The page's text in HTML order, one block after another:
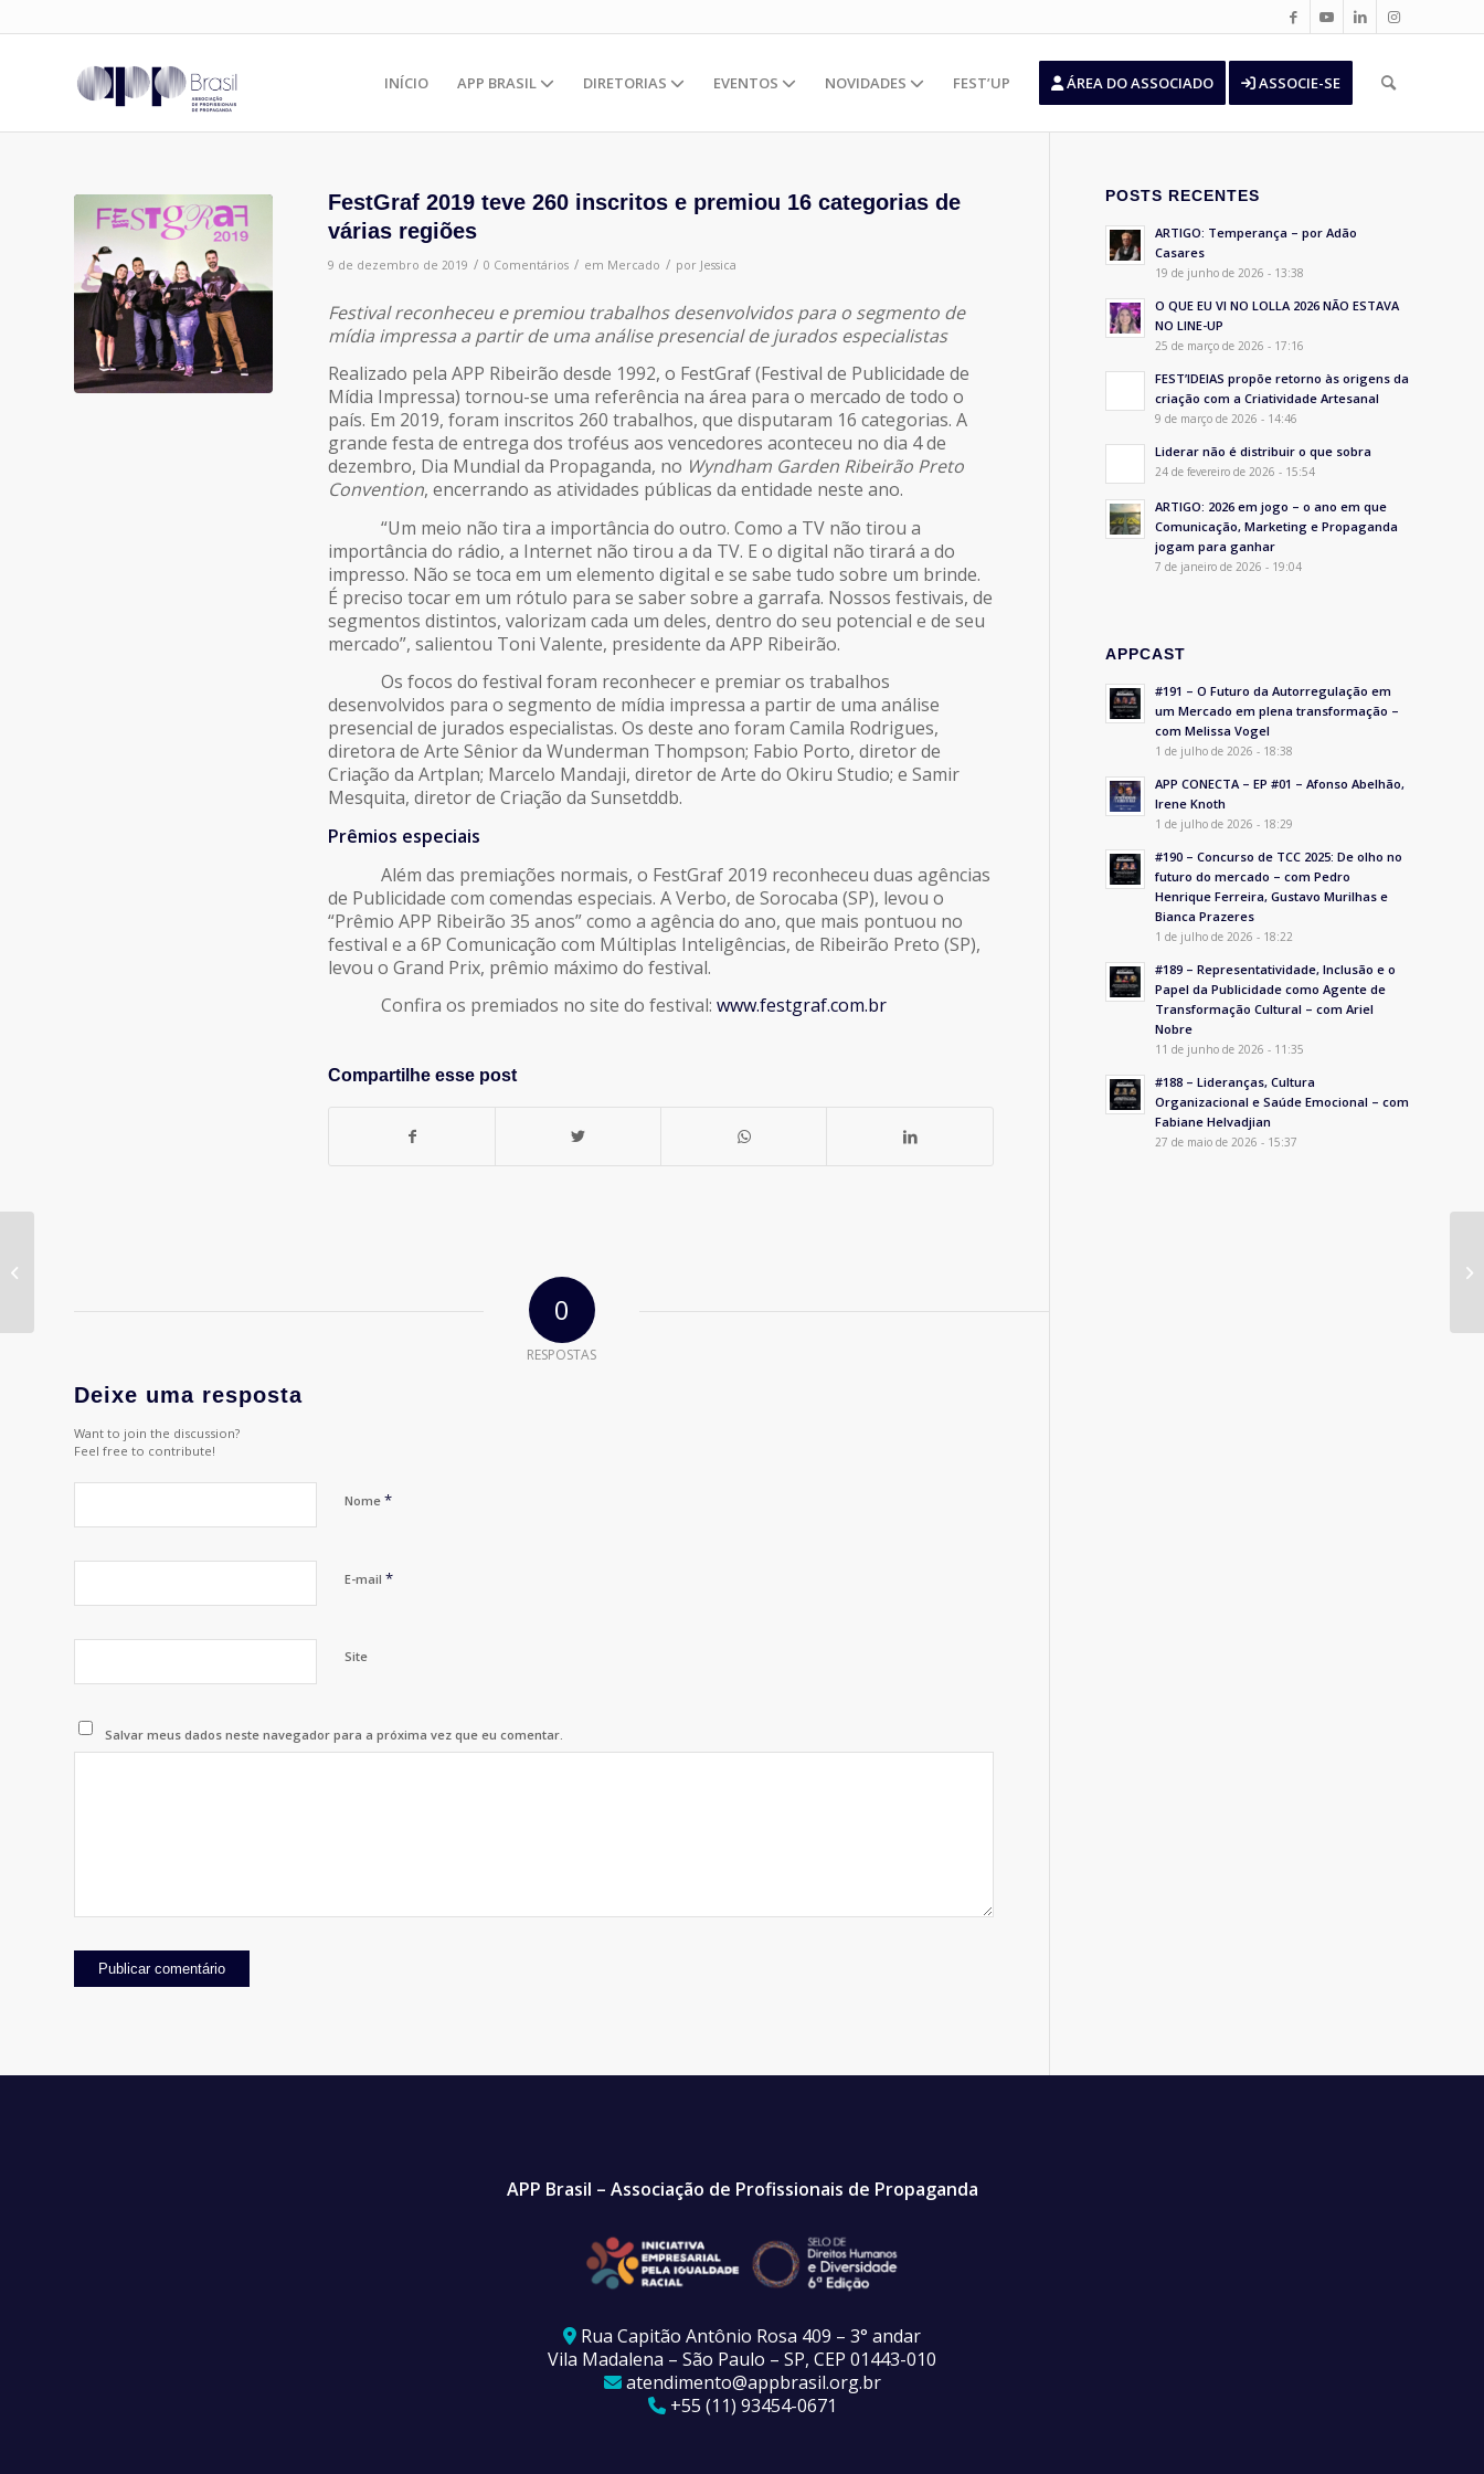
INÍCIO APP BRASIL DIRETORIAS EVENTOS NOVIDADES FEST’UP ÁREA DO ASSOCIADO ASSOCIE-SE
FestGraf 2019 teve 260 inscritos e premiou 16 categorias de
várias regiões
9 de dezembro de 2019 / 0 Comentários / em Mercado / por Jessica
Festival reconheceu e premiou trabalhos desenvolvidos para o segmento de
mídia impressa a partir de uma análise presencial de jurados especialistas
Realizado pela APP Ribeirão desde 1992, o FestGraf (Festival de Publicidade de
Mídia Impressa) tornou-se uma referência na área para o mercado de todo o
país. Em 2019, foram inscritos 260 trabalhos, que disputaram 16 categorias. A
grande festa de entrega dos troféus aos vencedores aconteceu no dia 4 de
dezembro, Dia Mundial da Propaganda, no Wyndham Garden Ribeirão Preto
Convention, encerrando as atividades públicas da entidade neste ano.
“Um meio não tira a importância do outro. Como a TV não tirou a
importância do rádio, a Internet não tirou a da TV. E o digital não tirará a do
impresso. Não se toca em um elemento digital e se sabe tudo sobre um brinde.
É preciso tocar em um rótulo para se saber sobre a garrafa. Nossos festivais, de
segmentos distintos, valorizam cada um deles, dentro do seu potencial e de seu
mercado”, salientou Toni Valente, presidente da APP Ribeirão.
Os focos do festival foram reconhecer e premiar os trabalhos
desenvolvidos para o segmento de mídia impressa a partir de uma análise
presencial de jurados especialistas. Os deste ano foram Camila Rodrigues,
diretora de Arte Sênior da Wunderman Thompson; Fabio Porto, diretor de
Criação da Artplan; Marcelo Mandaji, diretor de Arte do Okiru Studio; e Samir
Mesquita, diretor de Criação da Sunsetddb.
Prêmios especiais
Além das premiações normais, o FestGraf 2019 reconheceu duas agências
de Publicidade com comendas especiais. A Verbo, de Sorocaba (SP), levou o
“Prêmio APP Ribeirão 35 anos” como a agência do ano, que mais pontuou no
festival e a 6P Comunicação com Múltiplas Inteligências, de Ribeirão Preto (SP),
levou o Grand Prix, prêmio máximo do festival.
Confira os premiados no site do festival: www.festgraf.com.br
Compartilhe esse post
0
RESPOSTAS
Deixe uma resposta
Want to join the discussion?
Feel free to contribute!
Nome *
E-mail *
Site
Salvar meus dados neste navegador para a próxima vez que eu comentar.
POSTS RECENTES
ARTIGO: Temperança – por Adão
Casares
19 de junho de 2026 - 13:38
O QUE EU VI NO LOLLA 2026 NÃO ESTAVA
NO LINE-UP
25 de março de 2026 - 17:16
FEST’IDEIAS propõe retorno às origens da
criação com a Criatividade Artesanal
9 de março de 2026 - 14:46
Liderar não é distribuir o que sobra
24 de fevereiro de 2026 - 15:54
ARTIGO: 2026 em jogo – o ano em que
Comunicação, Marketing e Propaganda
jogam para ganhar
7 de janeiro de 2026 - 19:04
APPCAST
#191 – O Futuro da Autorregulação em
um Mercado em plena transformação –
com Melissa Vogel
1 de julho de 2026 - 18:38
APP CONECTA – EP #01 – Afonso Abelhão,
Irene Knoth
1 de julho de 2026 - 18:29
#190 – Concurso de TCC 2025: De olho no
futuro do mercado – com Pedro
Henrique Ferreira, Gustavo Murilhas e
Bianca Prazeres
1 de julho de 2026 - 18:22
#189 – Representatividade, Inclusão e o
Papel da Publicidade como Agente de
Transformação Cultural – com Ariel
Nobre
11 de junho de 2026 - 11:35
#188 – Lideranças, Cultura
Organizacional e Saúde Emocional – com
Fabiane Helvadjian
27 de maio de 2026 - 15:37
APP Brasil – Associação de Profissionais de Propaganda
Rua Capitão Antônio Rosa 409 – 3° andar
Vila Madalena – São Paulo – SP, CEP 01443-010
atendimento@appbrasil.org.br
+55 (11) 93454-0671